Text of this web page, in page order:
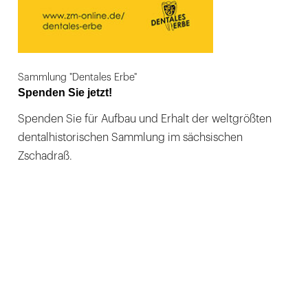
Sammlung "Dentales Erbe"
Spenden Sie jetzt!
Spenden Sie für Aufbau und Erhalt der weltgrößten
dentalhistorischen Sammlung im sächsischen
Zschadraß.